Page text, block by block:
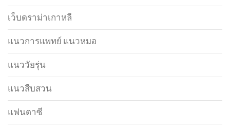
เว็บดราม่าเกาหลี
แนวการแพทย์ แนวหมอ
แนววัยรุ่น
แนวสืบสวน
แฟนตาซี